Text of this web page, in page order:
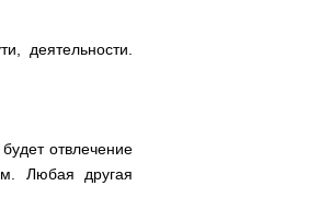
деятельности.
отвлечение
Любая другая